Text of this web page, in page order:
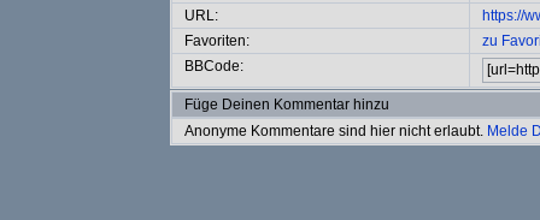
URL:
https://
Favoriten:
zu
BBCode:
Füge Deinen Kommentar hinzu
Anonyme Kommentare sind hier nicht erlaubt. Melde